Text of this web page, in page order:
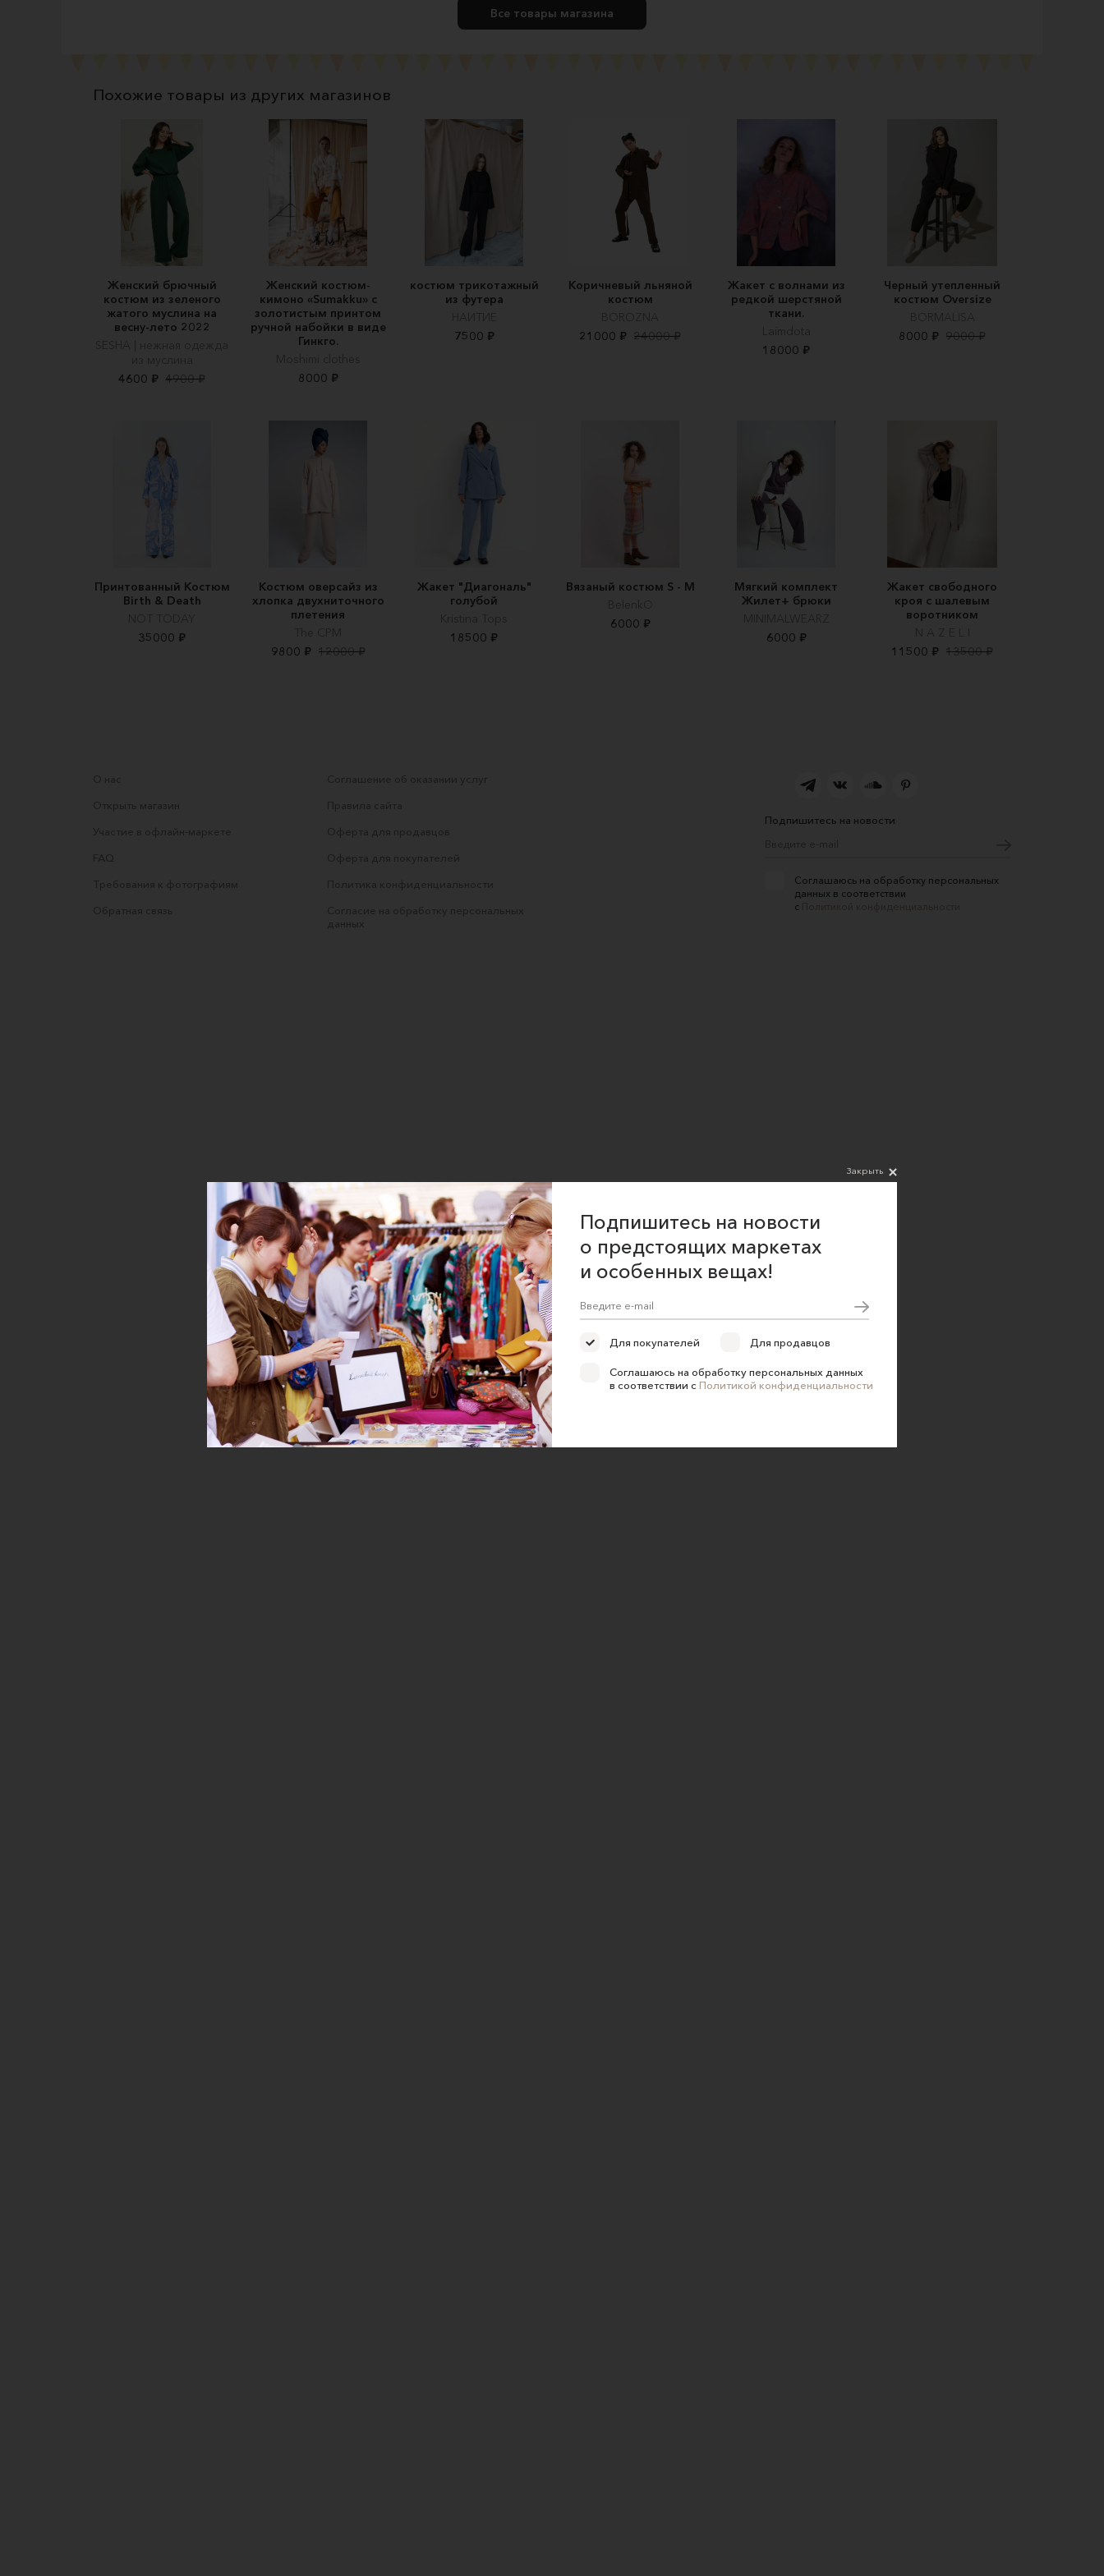
Все товары магазина
Похожие товары из других магазинов
Женский брючный
костюм из зеленого
жатого муслина на
весну-лето 2022
SESHA | нежная одежда
из муслина
4600 ₽ 4900 ₽
Женский костюм-
кимоно «Sumakku» с
золотистым принтом
ручной набойки в виде
Гинкго.
Moshimi clothes
8000 ₽
костюм трикотажный
из футера
НАИТИЕ
7500 ₽
Коричневый льняной
костюм
BOROZNA
21000 ₽ 24000 ₽
Жакет с волнами из
редкой шерстяной
ткани.
Laimdota
18000 ₽
Черный утепленный
костюм Oversize
BORMALISA
8000 ₽ 9000 ₽
Принтованный Костюм
Birth & Death
NOT TODAY
35000 ₽
Костюм оверсайз из
хлопка двухниточного
плетения
The CPM
9800 ₽ 12000 ₽
Жакет "Диагональ"
голубой
Kristina Tops
18500 ₽
Вязаный костюм S - M
BelenkO
6000 ₽
Мягкий комплект
Жилет+ брюки
MINIMALWEARZ
6000 ₽
Жакет свободного
кроя с шалевым
воротником
N A Z E L I
11500 ₽ 13500 ₽
О нас
Открыть магазин
Участие в офлайн-маркете
FAQ
Требования к фотографиям
Обратная связь
Соглашение об оказании услуг
Правила сайта
Оферта для продавцов
Оферта для покупателей
Политика конфиденциальности
Согласие на обработку персональных
данных
Подпишитесь на новости
Соглашаюсь на обработку персональных
данных в соответствии
с
Закрыть
Подпишитесь на новости
о предстоящих маркетах
и особенных вещах!
Для покупателей Для продавцов
Соглашаюсь на обработку персональных данных
в соответствии с Политикой конфиденциальности